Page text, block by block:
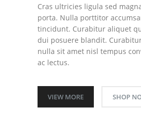
Cras ultricies ligula sed
porta. Nulla porttitor
tincidunt. Curabitur aliquet
dui posuere blandit.
nulla sit amet nisl tempus
ac lectus.
VIEW MORE SHOP